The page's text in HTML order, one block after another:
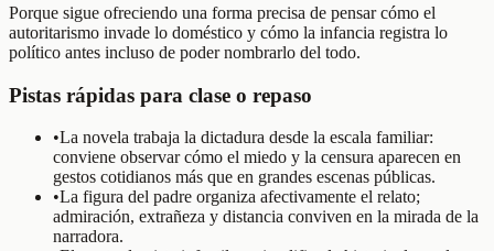
Porque sigue ofreciendo una forma precisa de pensar cómo el
autoritarismo invade lo doméstico y cómo la infancia registra lo
político antes incluso de poder nombrarlo del todo.
Pistas rápidas para clase o repaso
•La novela trabaja la dictadura desde la escala familiar:
conviene observar cómo el miedo y la censura aparecen en
gestos cotidianos más que en grandes escenas públicas.
•La figura del padre organiza afectivamente el relato;
admiración, extrañeza y distancia conviven en la mirada de la
narradora.